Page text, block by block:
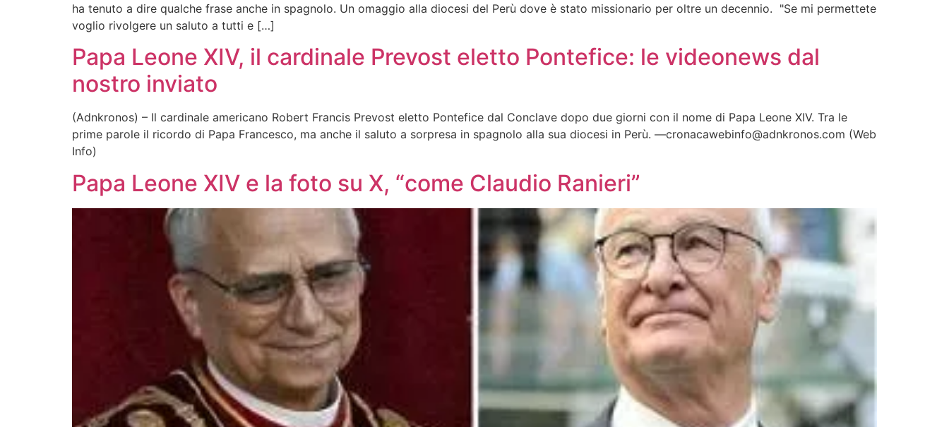
ha tenuto a dire qualche frase anche in spagnolo. Un omaggio alla diocesi del Perù dove è stato missionario per oltre un decennio. "Se mi permettete
voglio rivolgere un saluto a tutti e […]
Papa Leone XIV, il cardinale Prevost eletto Pontefice: le videonews dal
nostro inviato
(Adnkronos) – Il cardinale americano Robert Francis Prevost eletto Pontefice dal Conclave dopo due giorni con il nome di Papa Leone XIV. Tra le
prime parole il ricordo di Papa Francesco, ma anche il saluto a sorpresa in spagnolo alla sua diocesi in Perù. —cronacawebinfo@adnkronos.com (Web
Info)
Papa Leone XIV e la foto su X, “come Claudio Ranieri”